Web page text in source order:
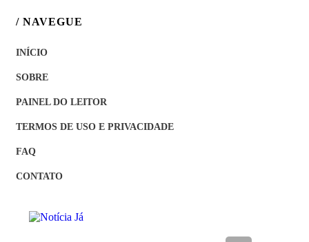
/ NAVEGUE
INÍCIO
SOBRE
PAINEL DO LEITOR
TERMOS DE USO E PRIVACIDADE
FAQ
CONTATO